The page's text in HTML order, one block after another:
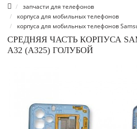
запчасти для телефонов
корпуса для мобильных телефонов
корпуса для мобильных телефонов
СРЕДНЯЯ ЧАСТЬ КОРПУСА
A32 (A325) ГОЛУБОЙ